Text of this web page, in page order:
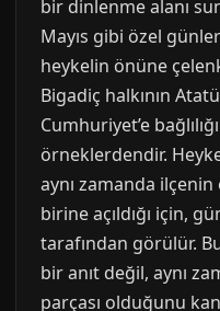
bir dinlenme alanı
Mayıs gibi özel
heykelin önüne
Bigadiç halkının
Cumhuriyet’e
örneklerdendir.
aynı zamanda
birine açıldığı için,
tarafından görülür.
bir anıt değil, aynı
parçası olduğunu